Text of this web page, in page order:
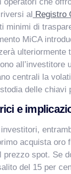
al Registro
minimi di
MiCA
ulteriormente
all’investitore
centrali la
delle chiavi
e
acquista oro
prezzo spot. Se
del 15 per